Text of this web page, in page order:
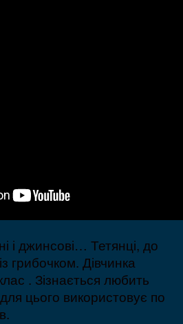
і джинсові… Тетянці, до
грибочком. Дівчинка
. Зізнається любить
цього використовує по